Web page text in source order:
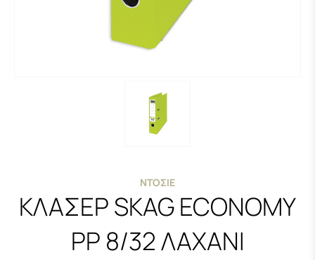
ΝΤΟΣΙΈ
ΚΛΑΣΕΡ SKAG ECONOMY
PP 8/32 ΛΑΧΑΝΙ